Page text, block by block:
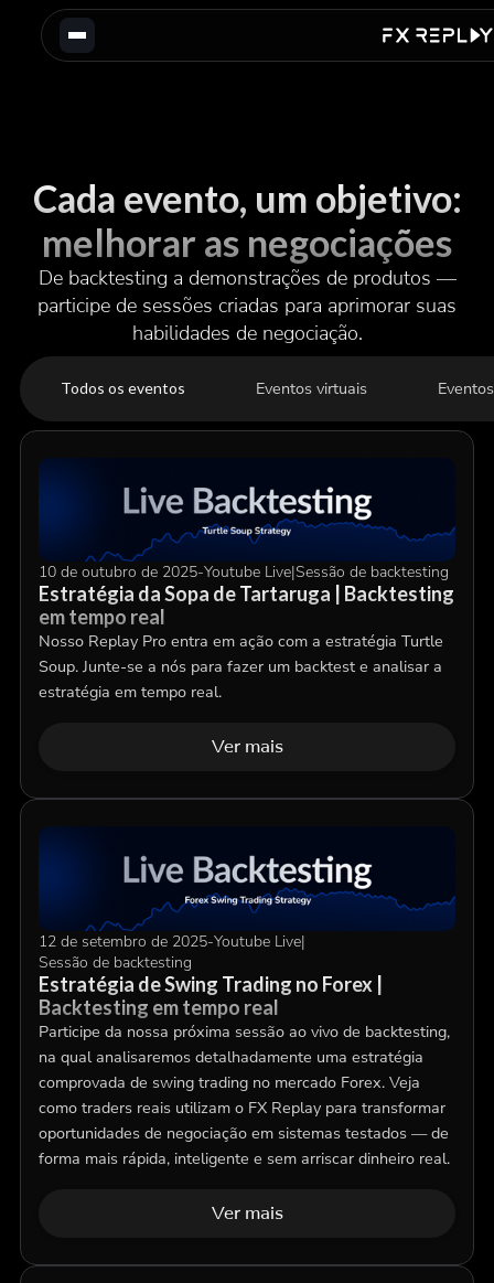
Cada evento, um objetivo:
melhorar as negociações
De backtesting a demonstrações de produtos —
participe de sessões criadas para aprimorar suas
habilidades de negociação.
Todos os eventos Eventos virtuais
10 de outubro de 2025-Youtube Live|Sessão de backtesting
Estratégia da Sopa de Tartaruga | Backtesting
em tempo real
Nosso Replay Pro entra em ação com a estratégia Turtle
Soup. Junte-se a nós para fazer um backtest e analisar a
estratégia em tempo real.
Ver mais
12 de setembro de 2025-Youtube Live|
Sessão de backtesting
Estratégia de Swing Trading no Forex |
Backtesting em tempo real
Participe da nossa próxima sessão ao vivo de backtesting,
na qual analisaremos detalhadamente uma estratégia
comprovada de swing trading no mercado Forex. Veja
como traders reais utilizam o FX Replay para transformar
oportunidades de negociação em sistemas testados — de
forma mais rápida, inteligente e sem arriscar dinheiro real.
Ver mais